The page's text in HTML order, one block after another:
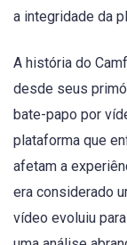
a integridade da
A história do
desde seus
bate-papo por
plataforma que
afetam a
era considerado
vídeo evoluiu